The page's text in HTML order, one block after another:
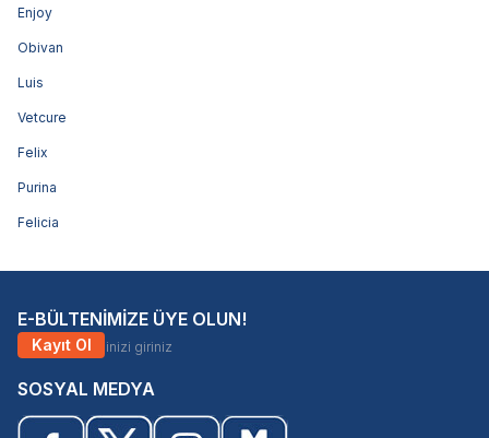
Enjoy
Obivan
Luis
Vetcure
Felix
Purina
Felicia
E-BÜLTENİMİZE ÜYE OLUN!
Kayıt Ol
SOSYAL MEDYA